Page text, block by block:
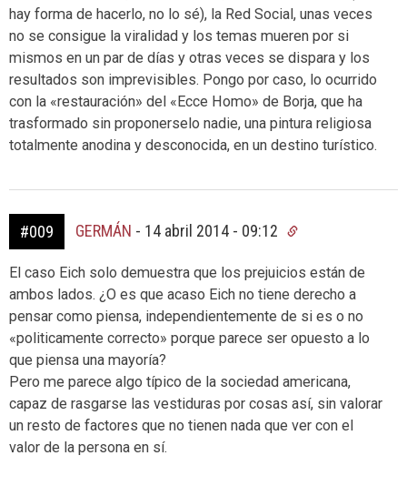
hay forma de hacerlo, no lo sé), la Red Social, unas veces
no se consigue la viralidad y los temas mueren por si
mismos en un par de días y otras veces se dispara y los
resultados son imprevisibles. Pongo por caso, lo ocurrido
con la «restauración» del «Ecce Homo» de Borja, que ha
trasformado sin proponerselo nadie, una pintura religiosa
totalmente anodina y desconocida, en un destino turístico.
#009 GERMÁN - 14 abril 2014 - 09:12
El caso Eich solo demuestra que los prejuicios están de
ambos lados. ¿O es que acaso Eich no tiene derecho a
pensar como piensa, independientemente de si es o no
«politicamente correcto» porque parece ser opuesto a lo
que piensa una mayoría?
Pero me parece algo típico de la sociedad americana,
capaz de rasgarse las vestiduras por cosas así, sin valorar
un resto de factores que no tienen nada que ver con el
valor de la persona en sí.